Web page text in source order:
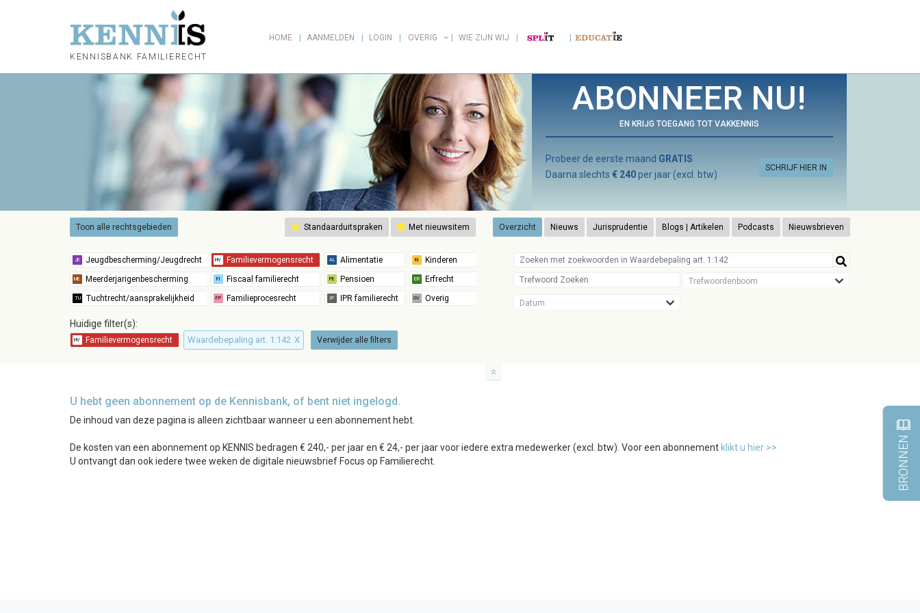
KENNISBANK FAMILIERECHT
HOME AANMELDEN LOGIN OVERIG WIE ZIJN WIJ
ABONNEER NU!
EN KRIJG TOEGANG TOT VAKKENNIS
SCHRIJF HIER IN
Probeer de eerste maand GRATIS
Daarna slechts € 240per jaar (excl. btw)
Toon alle rechtsgebieden Standaarduitspraken Met nieuwsitem Overzicht Nieuws Jurisprudentie Blogs | Artikelen Podcasts Nieuwsbrieven
Trefwoordenboom
Datum
Huidige filter(s):
Waardebepaling art. 1:142 X Verwijder alle filters
U hebt geen abonnement op de Kennisbank, of bent niet ingelogd.
De inhoud van deze pagina is alleen zichtbaar wanneer u een abonnement hebt.
De kosten van een abonnement op KENNIS bedragen € 240,- per jaar en € 24,- per jaar voor iedere extra medewerker (excl. btw). Voor een abonnement klikt u hier >>
U ontvangt dan ook iedere twee weken de digitale nieuwsbrief Focus op Familierecht.
BRONNEN